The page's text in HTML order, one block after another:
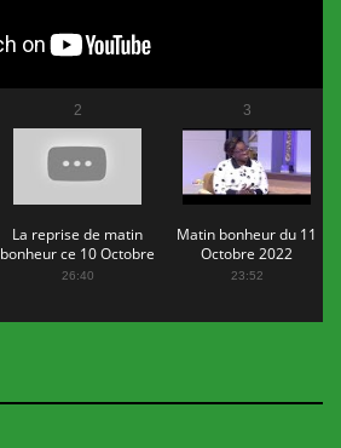
2
La reprise de matin
bonheur ce 10 Octobre
2022
26:40
3
Matin bonheur du 11
Octobre 2022
23:52